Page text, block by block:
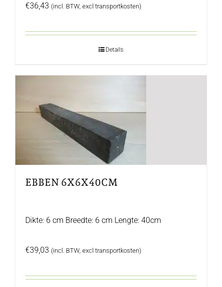
€36,43 (incl. BTW, excl transportkosten)
Details
EBBEN 6X6X40CM
Dikte: 6 cm Breedte: 6 cm Lengte: 40cm
€39,03 (incl. BTW, excl transportkosten)